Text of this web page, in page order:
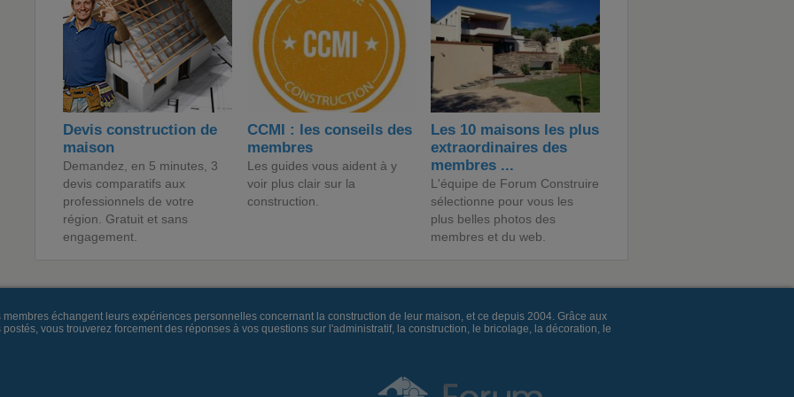
Devis construction de
maison
Demandez, en 5 minutes, 3
devis comparatifs aux
professionnels de votre
région. Gratuit et sans
engagement.
CCMI : les conseils des
membres
Les guides vous aident à y
voir plus clair sur la
construction.
Les 10 maisons les plus
extraordinaires des
membres ...
L'équipe de Forum Construire
sélectionne pour vous les
plus belles photos des
membres et du web.
échangent leurs expériences personnelles concernant la construction de leur maison, et ce depuis 2004. Grâce aux
vous trouverez forcement des réponses à vos questions sur l'administratif, la construction, le bricolage, la décoration, le